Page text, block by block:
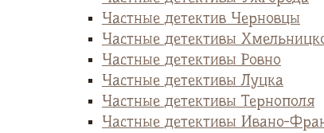
Частные детектив Черновцы
Частные детективы
Частные детективы Ровно
Частные детективы Луцка
Частные детективы Тернополя
Частные детективы Ивано-